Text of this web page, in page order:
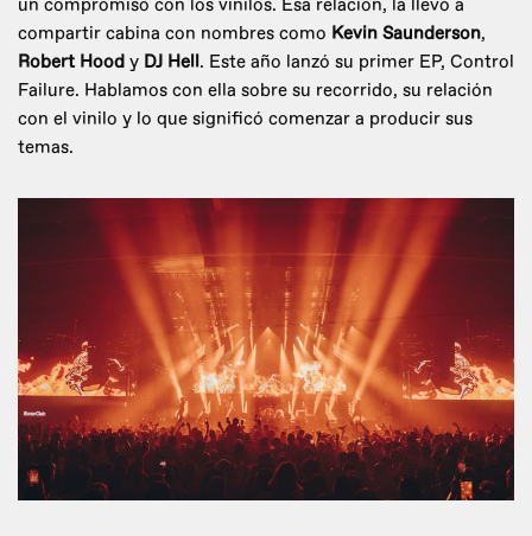
un compromiso con los vinilos. Esa relación, la llevó a
compartir cabina con nombres como Kevin Saunderson,
Robert Hood y DJ Hell. Este año lanzó su primer EP, Control
Failure. Hablamos con ella sobre su recorrido, su relación
con el vinilo y lo que significó comenzar a producir sus
temas.